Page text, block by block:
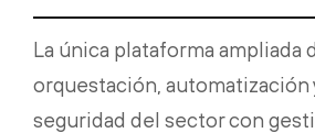
La única plataforma ampliada
orquestación, automatización
seguridad del sector con